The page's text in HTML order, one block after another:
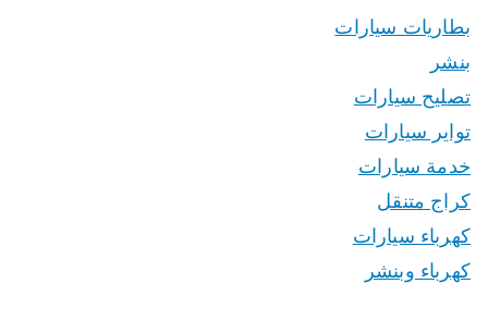
بطاريات سيارات
بنشر
تصليح سيارات
تواير سيارات
خدمة سيارات
كراج متنقل
كهرباء سيارات
كهرباء وبنشر